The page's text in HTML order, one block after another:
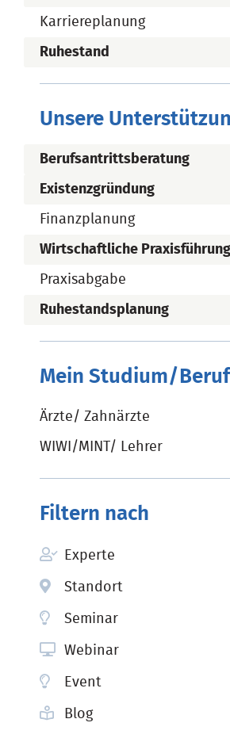
Karriereplanung
Ruhestand
Unsere
Berufsantrittsberatung
Existenzgründung
Finanzplanung
Wirtschaftliche Praxisführung
Praxisabgabe
Ruhestandsplanung
Mein Studium/Beruf
Ärzte/ Zahnärzte
WIWI/MINT/ Lehrer
Filtern nach
Experte
Standort
Seminar
Webinar
Event
Blog